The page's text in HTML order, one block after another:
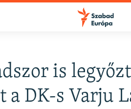
is
a DK-s Varju
FELIRATKOZÁS